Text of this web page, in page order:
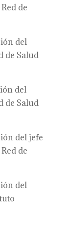
de
del
de Salud
del
de Salud
del jefe
de
del